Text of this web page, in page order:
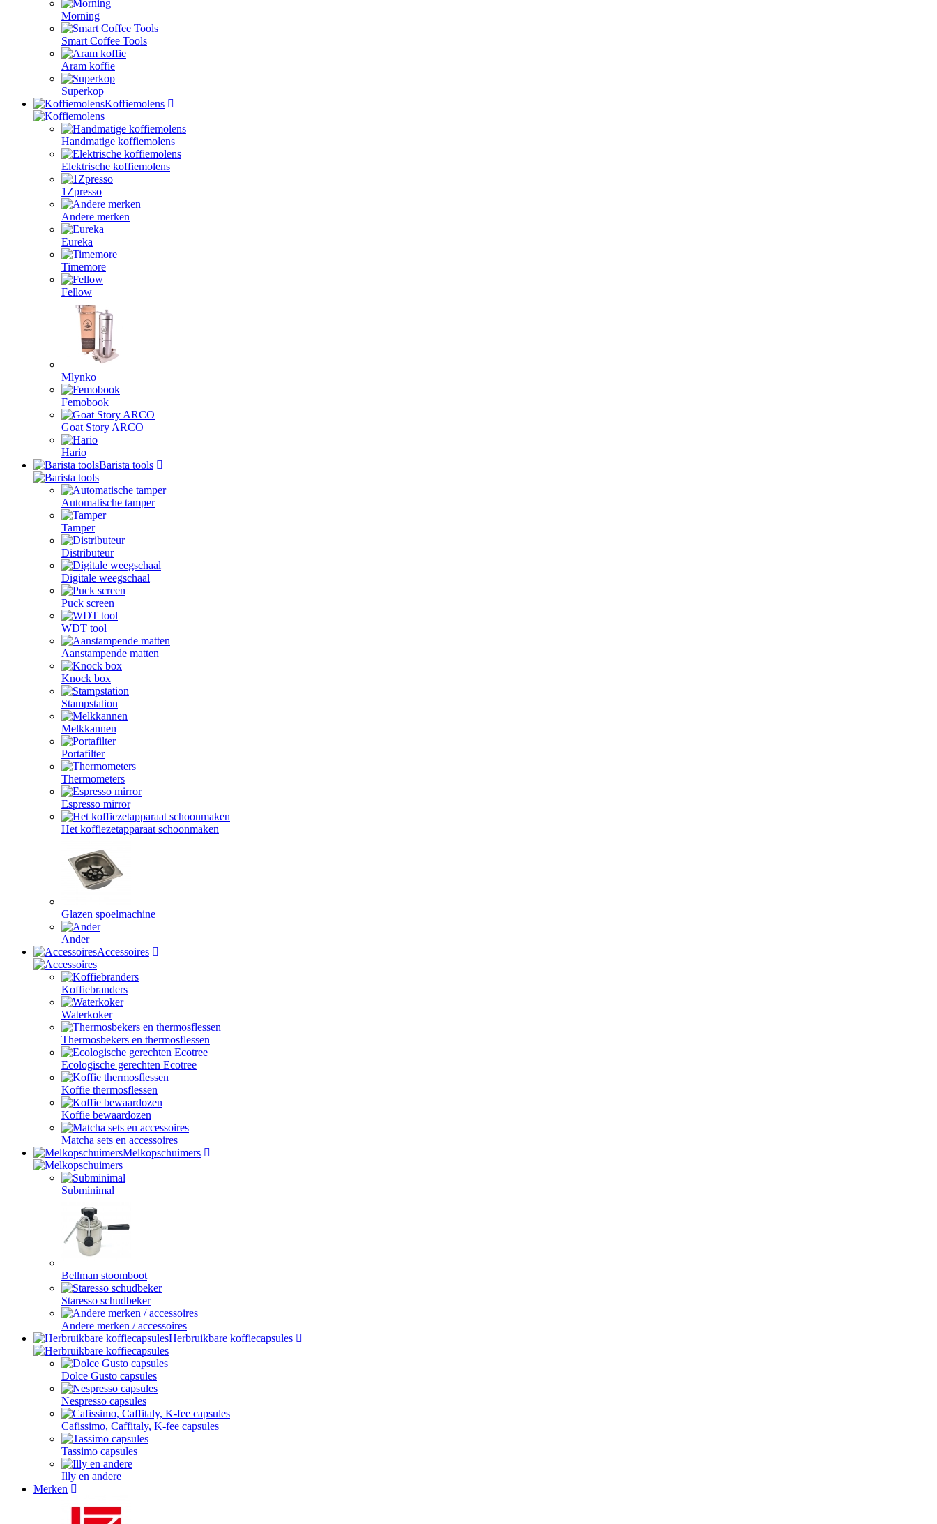
Morning
Smart Coffee Tools
Aram koffie
Superkop
Koffiemolens
Handmatige koffiemolens
Elektrische koffiemolens
1Zpresso
Andere merken
Eureka
Timemore
Fellow
Mlynko
Femobook
Goat Story ARCO
Hario
Barista tools
Automatische tamper
Tamper
Distributeur
Digitale weegschaal
Puck screen
WDT tool
Aanstampende matten
Knock box
Stampstation
Melkkannen
Portafilter
Thermometers
Espresso mirror
Het koffiezetapparaat schoonmaken
Glazen spoelmachine
Ander
Accessoires
Koffiebranders
Waterkoker
Thermosbekers en thermosflessen
Ecologische gerechten Ecotree
Koffie thermosflessen
Koffie bewaardozen
Matcha sets en accessoires
Melkopschuimers
Subminimal
Bellman stoomboot
Staresso schudbeker
Andere merken / accessoires
Herbruikbare koffiecapsules
Dolce Gusto capsules
Nespresso capsules
Cafissimo, Caffitaly, K-fee capsules
Tassimo capsules
Illy en andere
Merken